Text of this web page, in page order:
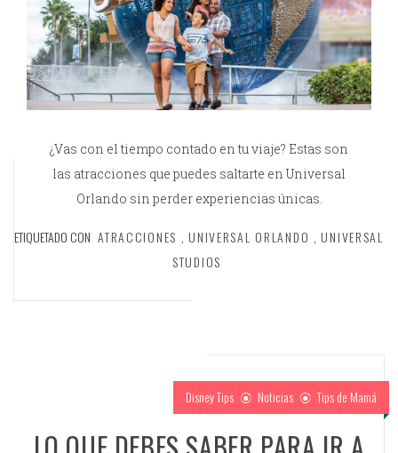
¿Vas con el tiempo contado en tu viaje? Estas son
las atracciones que puedes saltarte en Universal
Orlando sin perder experiencias únicas.
ETIQUETADO CON ATRACCIONES , UNIVERSAL ORLANDO , UNIVERSAL
STUDIOS
Disney Tips Noticias Tips de Mamá